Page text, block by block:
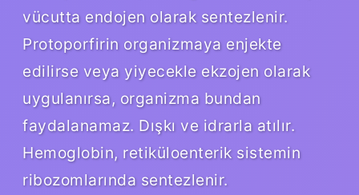
vücutta endojen olarak sentezlenir.
Protoporfirin organizmaya enjekte
edilirse veya yiyecekle ekzojen olarak
uygulanırsa, organizma bundan
faydalanamaz. Dışkı ve idrarla atılır.
Hemoglobin, retiküloenterik sistemin
ribozomlarında sentezlenir.